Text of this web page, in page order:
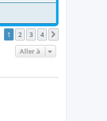
1 2 3 4
Aller à